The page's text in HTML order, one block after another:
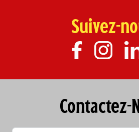
Suivez-
Contactez-